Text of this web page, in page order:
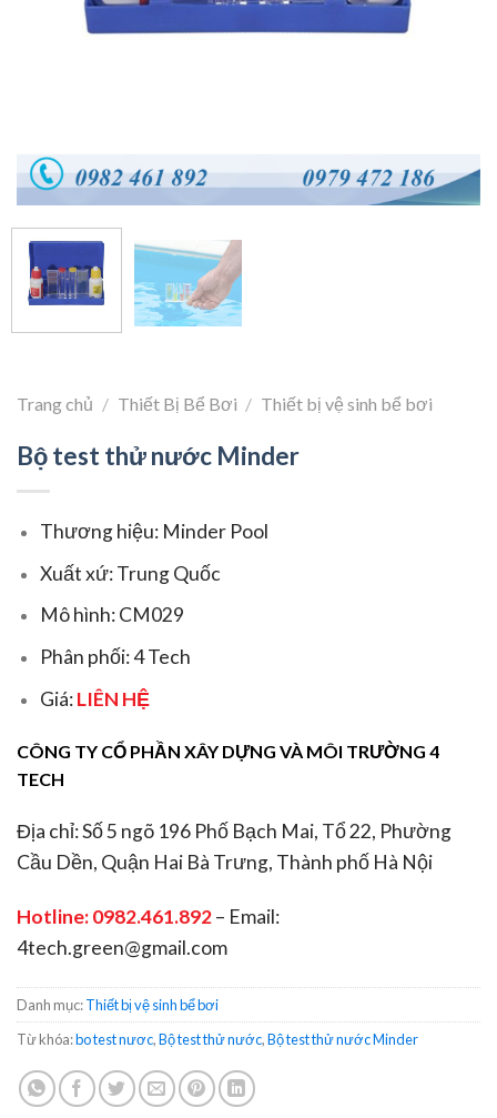
Trang chủ / Thiết Bị Bể Bơi / Thiết bị vệ sinh bể bơi
Bộ test thử nước Minder
Thương hiệu: Minder Pool
Xuất xứ: Trung Quốc
Mô hình: CM029
Phân phối: 4 Tech
Giá: LIÊN HỆ
CÔNG TY CỔ PHẦN XÂY DỰNG VÀ MÔI TRƯỜNG 4
TECH
Địa chỉ: Số 5 ngõ 196 Phố Bạch Mai, Tổ 22, Phường
Cầu Dền, Quận Hai Bà Trưng, Thành phố Hà Nội
Hotline:0982.461.892– Email:
4tech.green@gmail.com
Danh mục:Thiết bị vệ sinh bể bơi
Từ khóa:bo test nươc,Bộ test thử nước,Bộ test thử nước Minder